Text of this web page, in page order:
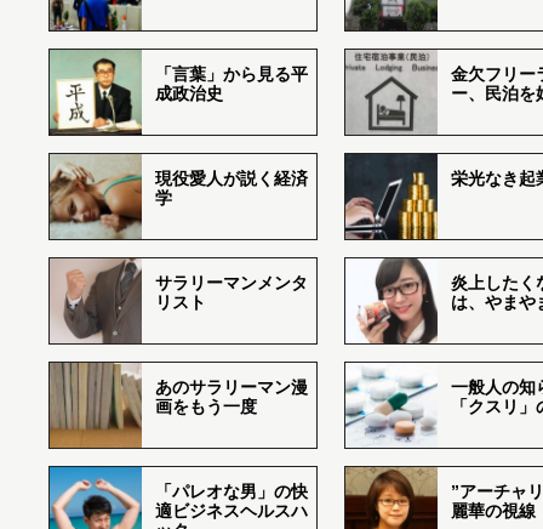
「言葉」から見る平
成政治史
金欠フリー
ー、民泊を
現役愛人が説く経済
学
栄光なき起
サラリーマンメンタ
リスト
炎上したく
は、やまや
あのサラリーマン漫
画をもう一度
一般人の知
「クスリ
「パレオな男」の快
適ビジネスヘルスハ
”アーチャ
麗華の視線